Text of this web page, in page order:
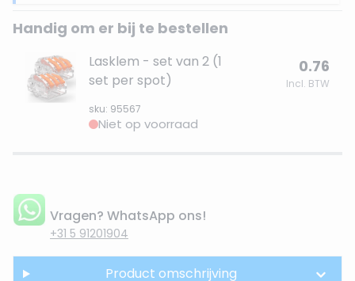
Handig om er bij te bestellen
Lasklem - set van 2 (1
set per spot)
sku: 95567
0.76
Incl. BTW
Niet op voorraad
Vragen? WhatsApp ons!
+31 5 91201904
Product omschrijving